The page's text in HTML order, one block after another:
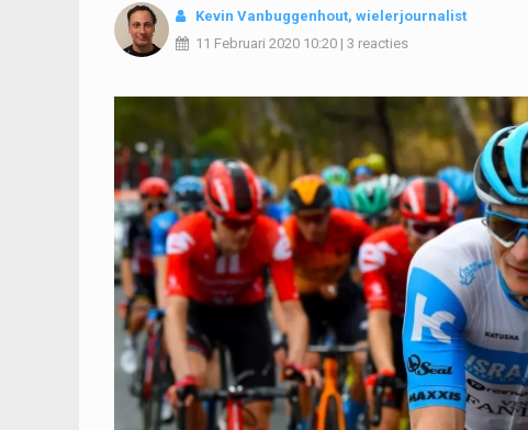
Kevin Vanbuggenhout, wielerjournalist
11 Februari 2020 10:20 | 3 reacties